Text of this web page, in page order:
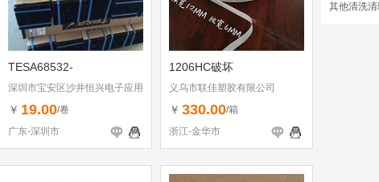
TESA68532-
深圳市宝安区沙井恒兴电子应用
材料行
￥ 19.00/卷
广东-深圳市
1206HC破坏
义乌市联佳塑胶有限公司
￥ 330.00/箱
浙江-金华市
其他清洗